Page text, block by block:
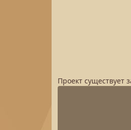
Проект существует